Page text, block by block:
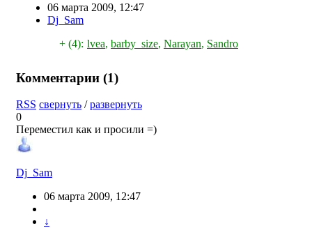
06 марта 2009, 12:47
Dj_Sam
+ (4): lvea, barby_size, Narayan, Sandro
Комментарии (1)
RSS свернуть /развернуть
0
Переместил как и просили =)
Dj_Sam
06 марта 2009, 12:47
↓